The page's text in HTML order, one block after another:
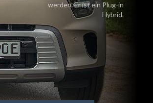
werden. Er ist ein Plug-in
Hybrid.